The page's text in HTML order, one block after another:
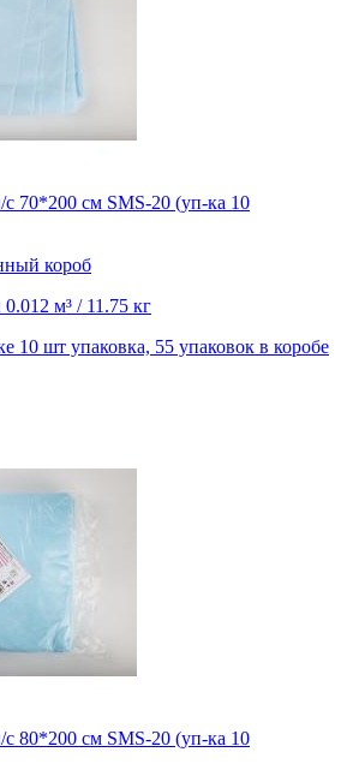
70*200 см SMS-20 (уп-ка 10
короб
0.012 м³ / 11.75 кг
10 шт упаковка, 55 упаковок в коробе
80*200 см SMS-20 (уп-ка 10